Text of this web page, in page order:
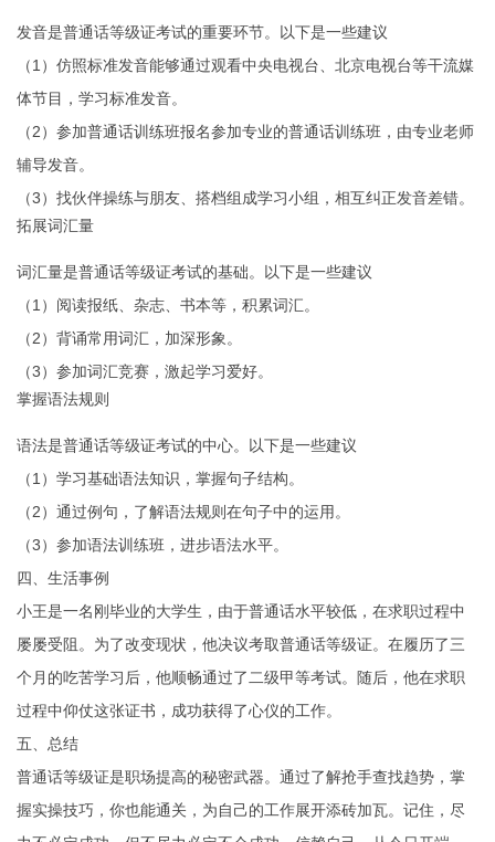
发音是普通话等级证考试的重要环节。以下是一些建议
（1）仿照标准发音能够通过观看中央电视台、北京电视台等干流媒
体节目，学习标准发音。
（2）参加普通话训练班报名参加专业的普通话训练班，由专业老师
辅导发音。
（3）找伙伴操练与朋友、搭档组成学习小组，相互纠正发音差错。
拓展词汇量
词汇量是普通话等级证考试的基础。以下是一些建议
（1）阅读报纸、杂志、书本等，积累词汇。
（2）背诵常用词汇，加深形象。
（3）参加词汇竞赛，激起学习爱好。
掌握语法规则
语法是普通话等级证考试的中心。以下是一些建议
（1）学习基础语法知识，掌握句子结构。
（2）通过例句，了解语法规则在句子中的运用。
（3）参加语法训练班，进步语法水平。
四、生活事例
小王是一名刚毕业的大学生，由于普通话水平较低，在求职过程中
屡屡受阻。为了改变现状，他决议考取普通话等级证。在履历了三
个月的吃苦学习后，他顺畅通过了二级甲等考试。随后，他在求职
过程中仰仗这张证书，成功获得了心仪的工作。
五、总结
普通话等级证是职场提高的秘密武器。通过了解抢手查找趋势，掌
握实操技巧，你也能通关，为自己的工作展开添砖加瓦。记住，尽